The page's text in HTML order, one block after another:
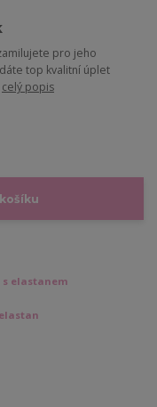
pro jeho
top kvalitní úplet
celý popis
elastanem